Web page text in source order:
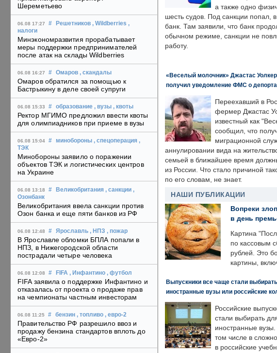
Шереметьево
06.08 17:27 # Решетников , Wildberries ,
налоги
Минэкономразвития прорабатывает
меры поддержки предпринимателей
после атак на склады Wildberries
06.08 16:27 # Омаров , скандалы
Омаров обратился за помощью к
Бастрыкину в деле своей супруги
06.08 15:33 # образование , вузы , квоты
Ректор МГИМО предложил ввести квоты
для олимпиадников при приеме в вузы
06.08 15:04 # минобороны , спецоперация ,
ТЭК
Минобороны заявило о поражении
объектов ТЭК и логистических центров
на Украине
06.08 13:18 # Великобритания , санкции ,
Озонбанк
Великобритания ввела санкции против
Озон банка и еще пяти банков из РФ
06.08 12:48 # Ярославль , НПЗ , пожар
В Ярославле обломки БПЛА попали в
НПЗ, в Нижегородской области
пострадали четыре человека
06.08 12:08 # FIFA , Инфантино , футбол
FIFA заявила о поддержке Инфантино и
отказалась от проекта о продаже прав
на чемпионаты частным инвесторам
06.08 11:25 # бензин , топливо , евро-2
Правительство РФ разрешило ввоз и
продажу бензина стандартов вплоть до
«Евро-2»
а также одно
шесть судов. Под санкции попал,
банк. Там заявили, что банк
обычном режиме, санкции не
работу.
«Веселый молочник» Джастас
получил уведомление ФМС о
Переехавший в
фермер Джастас
известный как
сообщил, что
миграционной
аннулировании вида на
семьей в ближайшее время
из России. Что стало причиной
по его словам, не знает.
НАШИ ПУБЛИКАЦИИ
Вопреки
в день
Картина
по кассовым
рублей. Это
картины,
Выпускники все чаще стали
иностранные вузы или российские
Российские
стали выбирать
иностранные
том числе в
в российские